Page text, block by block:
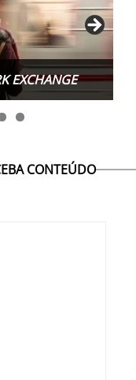
EXCHANGE
CONTEÚDO